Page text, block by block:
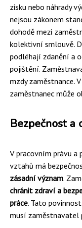
zisku nebo náhrady
nejsou zákonem
dohodě mezi
kolektivní smlouvě.
podléhají zdanění a
pojištění.
mzdy zaměstnance.
zaměstnanec může
Bezpečnost a
V pracovním právu
vztahů má
zásadní význam.
chránit zdraví a
práce. Tato
musí zaměstnavatel